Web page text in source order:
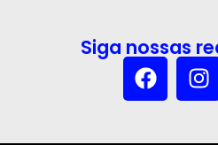
Siga nossas